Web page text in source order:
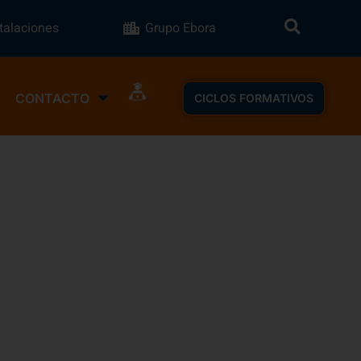
Grupo Ebora
CONTACTO CICLOS FORMATIVOS